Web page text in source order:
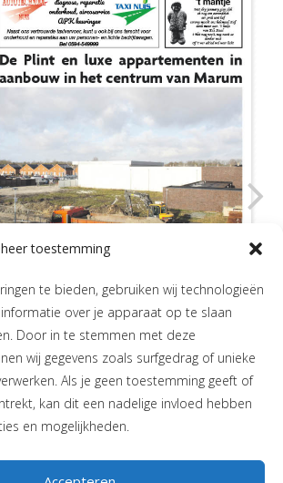
toestemming
te bieden, gebruiken wij technologieën
over je apparaat op te slaan
Door in te stemmen met deze
wij gegevens zoals surfgedrag of unieke
Als je geen toestemming geeft of
kan dit een nadelige invloed hebben
en mogelijkheden.